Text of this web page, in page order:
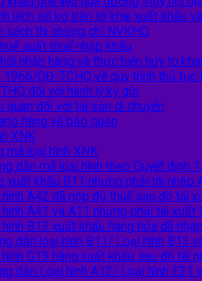
lệch số kg trên tờ khai xuất khẩu
sách thi chứng chỉ NVKHQ
suất thuế nhập khẩu
nhận hàng và thực hiện hủy tờ khai
1966/QĐ-TCHQ về quy trình thủ tục
đối với hành lý ký gửi
quan đối với tài sản di chuyển
hàng về bảo quản
XNK
mã loại hình XNK
dẫn mã loại hình theo Quyết định
xuất khẩu B11 nhưng phải tái nhập
A42 đã nộp đủ thuế sau đó tái
A41 và A11 nhưng phải tái
B13 xuất khẩu hàng hóa đã
dẫn loại hình B11/ Loại hình B13
G13 hàng xuất khẩu sau đó tái
dẫn Loại hình A12/ Loại hình E21